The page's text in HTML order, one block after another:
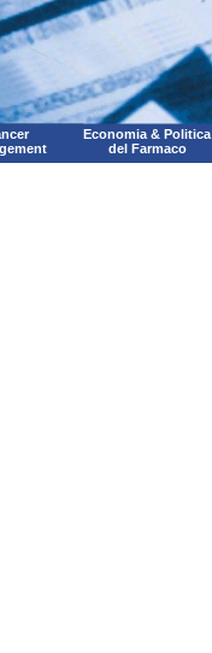
Economia & Politica
del Farmaco